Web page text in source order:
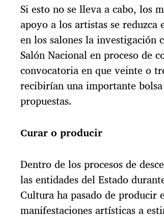
Si esto no se lleva a cabo, los
apoyo a los artistas se
en los salones la investigación
Salón Nacional en proceso de
convocatoria en que veinte o
recibirían una importante
propuestas.
Curar o producir
Dentro de los procesos de
las entidades del Estado
Cultura ha pasado de producir
manifestaciones artísticas a